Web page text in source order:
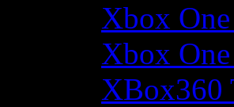
Xbox
Xbox One
XBox360